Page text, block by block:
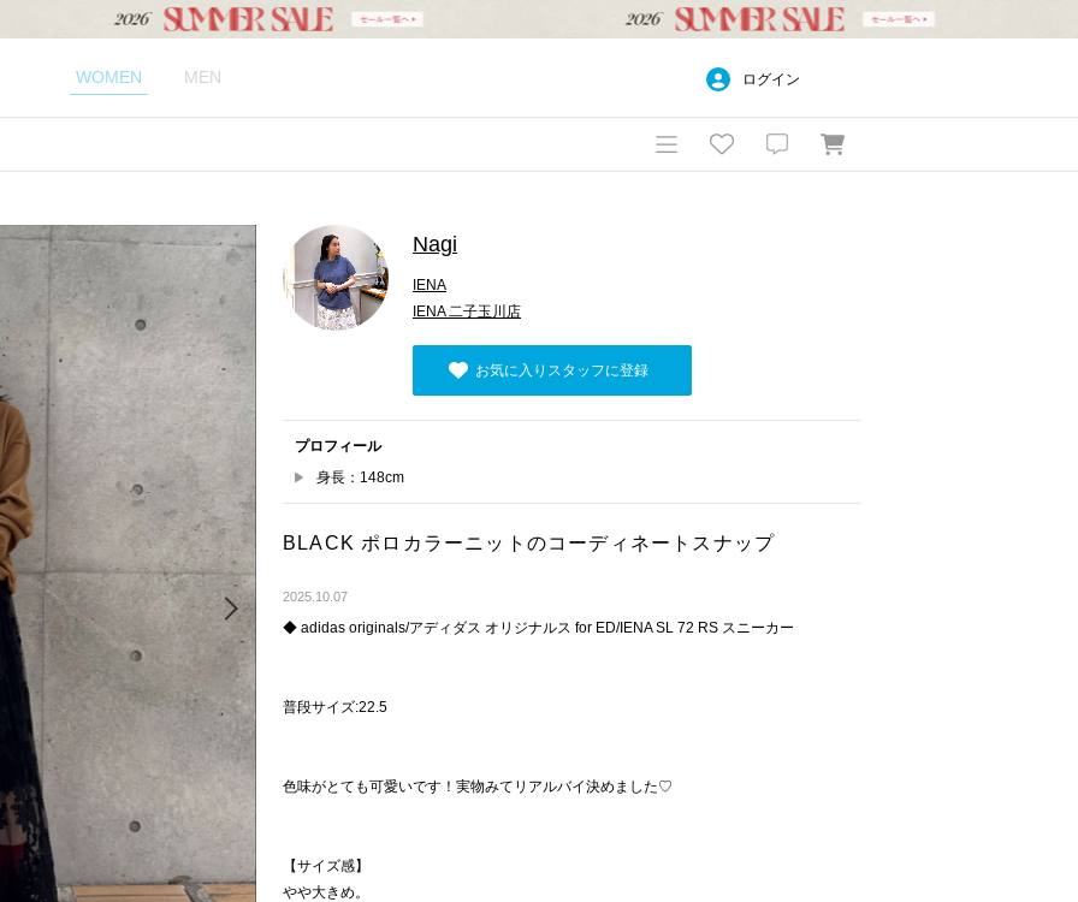
WOMEN MEN ログイン
Next
Nagi
IENA
IENA 二子玉川店
お気に入りスタッフに登録
プロフィール
身長：148cm
BLACK ポロカラーニットのコーディネートスナップ
2025.10.07
◆ adidas originals/アディダス オリジナルス for ED/IENA SL 72 RS スニーカー
普段サイズ:22.5
色味がとても可愛いです！実物みてリアルバイ決めました♡
【サイズ感】
やや大きめ。